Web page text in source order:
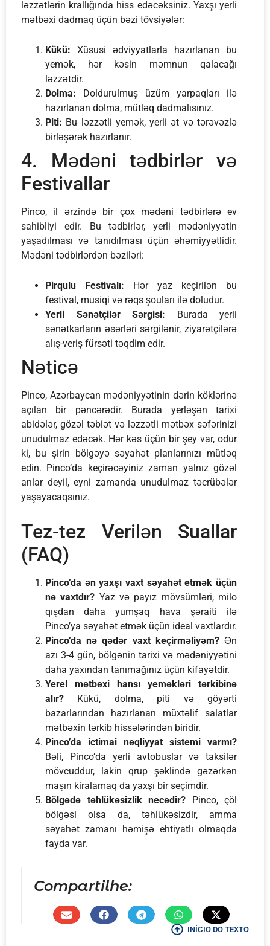
ləzzətlərin krallığında hiss edəcəksiniz. Yaxşı yerli
mətbəxi dadmaq üçün bəzi tövsiyələr:
Kükü: Xüsusi ədviyyatlarla hazırlanan bu
yemək, hər kəsin məmnun qalacağı
ləzzətdir.
Dolma: Doldurulmuş üzüm yarpaqları ilə
hazırlanan dolma, mütləq dadmalısınız.
Piti: Bu ləzzətli yemək, yerli ət və tərəvəzlə
birləşərək hazırlanır.
4. Mədəni tədbirlər və
Festivallar
Pinco, il ərzində bir çox mədəni tədbirlərə ev
sahibliyi edir. Bu tədbirlər, yerli mədəniyyətin
yaşadılması və tanıdılması üçün əhəmiyyətlidir.
Mədəni tədbirlərdən bəziləri:
Pirqulu Festivalı: Hər yaz keçirilən bu
festival, musiqi və rəqs şouları ilə doludur.
Yerli Sənətçilər Sərgisi: Burada yerli
sənətkarların əsərləri sərgilənir, ziyarətçilərə
alış-veriş fürsəti təqdim edir.
Nəticə
Pinco, Azərbaycan mədəniyyətinin dərin köklərinə
açılan bir pəncərədir. Burada yerləşən tarixi
abidələr, gözəl təbiət və ləzzətli mətbəx səfərinizi
unudulmaz edəcək. Hər kəs üçün bir şey var, odur
ki, bu şirin bölgəyə səyahət planlarınızı mütləq
edin. Pinco’da keçirəcəyiniz zaman yalnız gözəl
anlar deyil, eyni zamanda unudulmaz təcrübələr
yaşayacaqsınız.
Tez-tez Verilən Suallar
(FAQ)
Pinco’da ən yaxşı vaxt səyahət etmək üçün
nə vaxtdır? Yaz və payız mövsümləri, milo
qışdan daha yumşaq hava şəraiti ilə
Pinco’ya səyahət etmək üçün ideal vaxtlardır.
Pinco’da nə qədər vaxt keçirməliyəm?Ən
azı 3-4 gün, bölgənin tarixi və mədəniyyətini
daha yaxından tanımağınız üçün kifayətdir.
Yerel mətbəxi hansı yeməkləri tərkibinə
alır? Kükü, dolma, piti və göyərti
bazarlarından hazırlanan müxtəlif salatlar
mətbəxin tərkib hissələrindən biridir.
Pinco’da ictimai nəqliyyat sistemi varmı?
Bəli, Pinco’da yerli avtobuslar və taksilər
mövcuddur, lakin qrup şəklində gəzərkən
maşın kiralamaq da yaxşı bir seçimdir.
Bölgədə təhlükəsizlik necədir? Pinco, çöl
bölgəsi olsa da, təhlükəsizdir, amma
səyahət zamanı həmişə ehtiyatlı olmaqda
fayda var.
Compartilhe:
INÍCIO DO TEXTO